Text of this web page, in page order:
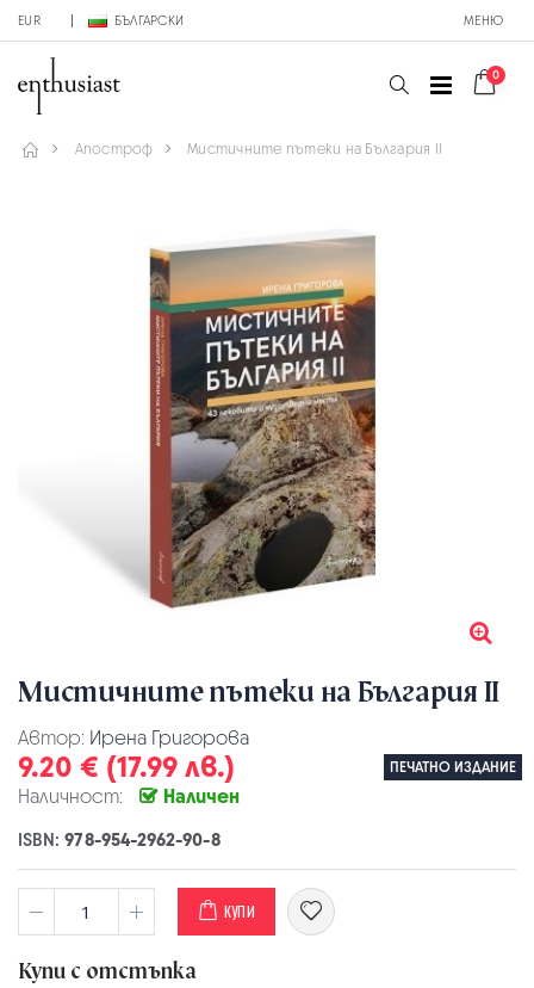
EUR БЪЛГАРСКИ МЕНЮ
0
Апостроф Мистичните пътеки на България II
Мистичните пътеки на България II
Автор: Ирена Григорова
9.20 € (17.99 лв.) ПЕЧАТНО ИЗДАНИЕ
Наличност: Наличен
ISBN:978-954-2962-90-8
КУПИ
Купи с отстъпка